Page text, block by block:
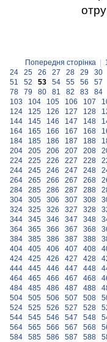
Попередня сторінка
24
25 26 27 28 29 30
51
52 53 54 55 56 57
78
79 80 81 82 83 84
103
104 105 106 107
124
125 126 127 128
144
145 146 147 148
164
165 166 167 168
184
185 186 187 188
204
205 206 207 208
224
225 226 227 228
244
245 246 247 248
264
265 266 267 268
284
285 286 287 288
304
305 306 307 308
324
325 326 327 328
344
345 346 347 348
364
365 366 367 368
384
385 386 387 388
404
405 406 407 408
424
425 426 427 428
444
445 446 447 448
464
465 466 467 468
484
485 486 487 488
504
505 506 507 508
524
525 526 527 528
544
545 546 547 548
564
565 566 567 568
584
585 586 587 588